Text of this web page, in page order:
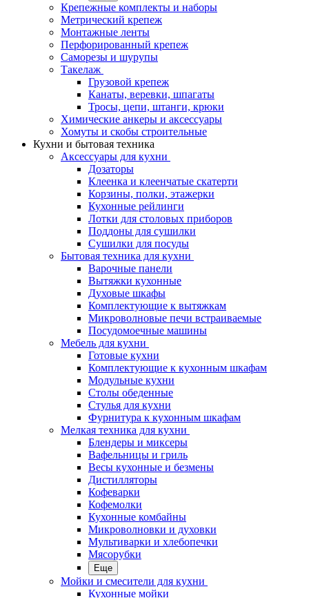
Крепежные комплекты и наборы
Метрический крепеж
Монтажные ленты
Перфорированный крепеж
Саморезы и шурупы
Такелаж
Грузовой крепеж
Канаты, веревки, шпагаты
Тросы, цепи, штанги, крюки
Химические анкеры и аксессуары
Хомуты и скобы строительные
Кухни и бытовая техника
Аксессуары для кухни
Дозаторы
Клеенка и клеенчатые скатерти
Корзины, полки, этажерки
Кухонные рейлинги
Лотки для столовых приборов
Поддоны для сушилки
Сушилки для посуды
Бытовая техника для кухни
Варочные панели
Вытяжки кухонные
Духовые шкафы
Комплектующие к вытяжкам
Микроволновые печи встраиваемые
Посудомоечные машины
Мебель для кухни
Готовые кухни
Комплектующие к кухонным шкафам
Модульные кухни
Столы обеденные
Стулья для кухни
Фурнитура к кухонным шкафам
Мелкая техника для кухни
Блендеры и миксеры
Вафельницы и гриль
Весы кухонные и безмены
Дистилляторы
Кофеварки
Кофемолки
Кухонные комбайны
Микроволновки и духовки
Мультиварки и хлебопечки
Мясорубки
Еще
Мойки и смесители для кухни
Кухонные мойки